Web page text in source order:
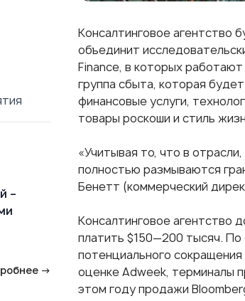
Консалтинговое агентство
объединит
Finance, в которых
группа сбыта, которая
финансовые услуги,
товары роскоши и стиль
«Учитывая то, что в
полностью размываются
Бенетт (коммерческий
Консалтинговое агентство
платить $150—200 тысяч.
потенциального
оценке Adweek, терминалы
этом году продажи
–
→